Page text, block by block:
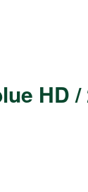
HD